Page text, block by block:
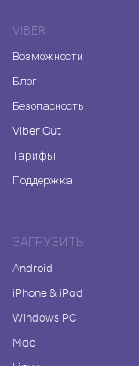
VIBER
Возможности
Блог
Безопасность
Viber Out
Тарифы
Поддержка
ЗАГРУЗИТЬ
Android
iPhone & iPad
Windows PC
Mac